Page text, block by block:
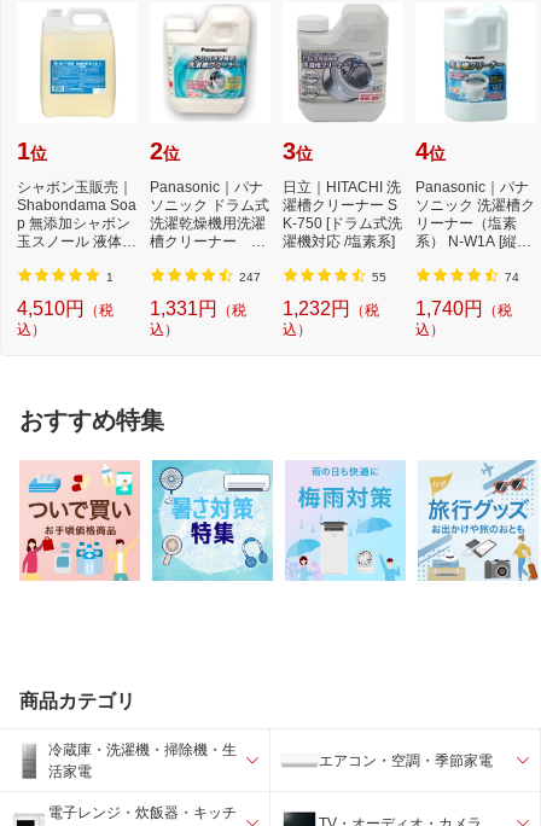
1位
シャボン玉販売｜
Shabondama Soa
p 無添加シャボン
玉スノール 液体タ
1
4,510円
（税
込）
2位
Panasonic｜パナ
ソニック ドラム式
洗濯乾燥機用洗濯
槽クリーナー N-
濯...
247
1,331円
（税
込）
3位
日立｜HITACHI 洗
濯槽クリーナー S
K-750 [ドラム式洗
濯機対応 /塩素系]
55
1,232円
（税
込）
4位
Panasonic｜パナ
ソニック 洗濯槽ク
リーナー（塩素
系） N-W1A [縦型
系...
74
1,740円
（税
込）
おすすめ特集
商品カテゴリ
冷蔵庫・洗濯機・掃除機・生
活家電
エアコン・空調・季節家電
電子レンジ・炊飯器・キッチ